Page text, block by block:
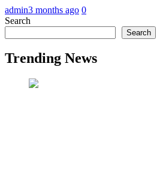
admin3 months ago 0
Search
Search
Trending News